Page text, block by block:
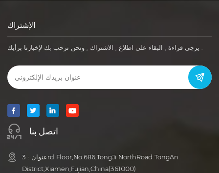
الإشتراك
يرجى قراءة , البقاء على اطلاع , الاشتراك , ونحن نرحب بك لإخبارنا برأيك .
اتصل بنا
عنوان : 3rd Floor,No.686,TongJi NorthRoad TongAn
District,Xiamen,Fujian,China(361000)